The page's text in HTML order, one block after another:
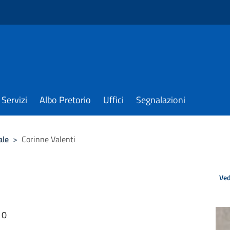
Servizi Albo Pretorio Uffici Segnalazioni
> Corinne Valenti